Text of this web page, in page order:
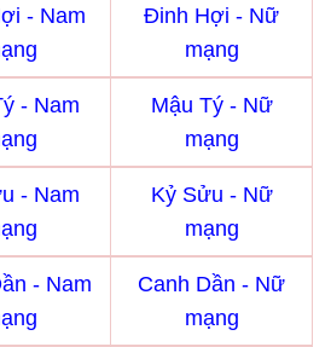
- Nam
Đinh Hợi - Nữ
mạng
- Nam
Mậu Tý - Nữ
mạng
- Nam
Kỷ Sửu - Nữ
mạng
- Nam
Canh Dần - Nữ
mạng